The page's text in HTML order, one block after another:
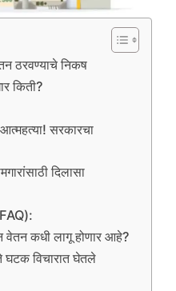
ठरवण्याचे निकष
किती?
सरकारचा
दिलासा
वेतन कधी लागू होणार आहे?
घटक विचारात घेतले